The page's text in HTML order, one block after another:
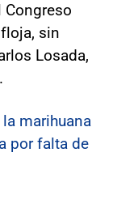
Congreso
sin
Losada,
marihuana
por falta de